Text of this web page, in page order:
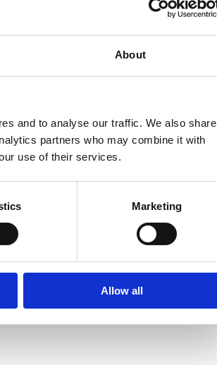
About
and to analyse our traffic. We also share
partners who may combine it with
use of their services.
Marketing
Allow all